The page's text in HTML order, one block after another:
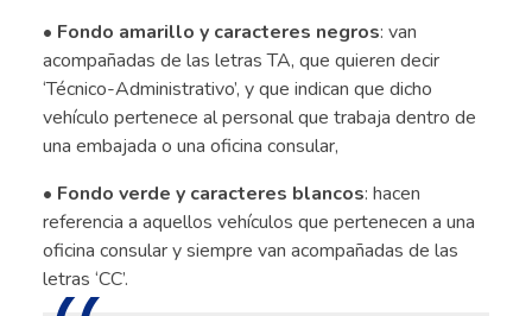
• Fondo amarillo y caracteres negros: van
acompañadas de las letras TA, que quieren decir
‘Técnico-Administrativo’, y que indican que dicho
vehículo pertenece al personal que trabaja dentro de
una embajada o una oficina consular,
• Fondo verde y caracteres blancos: hacen
referencia a aquellos vehículos que pertenecen a una
oficina consular y siempre van acompañadas de las
letras ‘CC’.